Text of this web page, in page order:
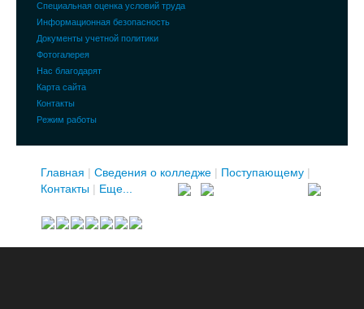
Специальная оценка условий труда
Информационная безопасность
Документы учетной политики
Фотогалерея
Нас благодарят
Карта сайта
Контакты
Режим работы
Главная | Сведения о колледже| Поступающему|
Контакты| Еще...